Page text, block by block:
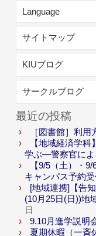
Language
サイトマップ
KIUブログ
サークルブログ
最近の投稿
［図書館］利
【地域経済学
学ぶ―警察官に
【9/5（土）・
キャンパス予約
[地域連携]【告
(10月25日(日))地
日
9.10月進学説明
夏期休暇（一斉